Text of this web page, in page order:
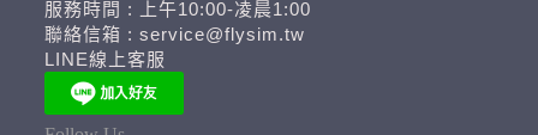
服務時間 : 上午10:00-凌晨1:00
聯絡信箱 : service@flysim.tw
LINE線上客服